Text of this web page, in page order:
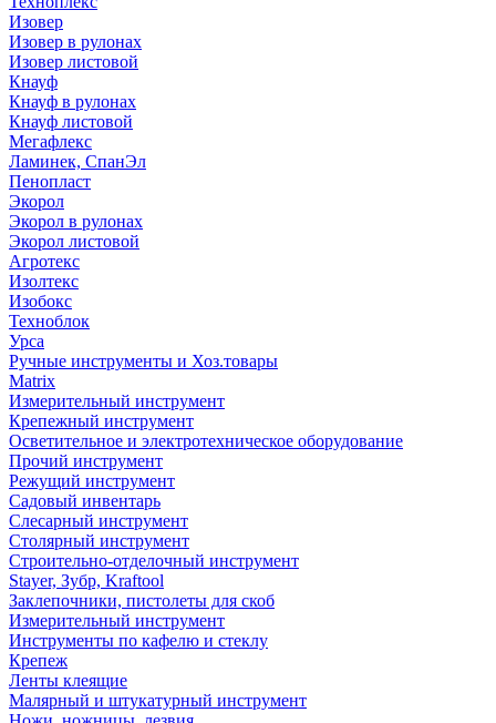
Изовер
Изовер в рулонах
Изовер листовой
Кнауф
Кнауф в рулонах
Кнауф листовой
Мегафлекс
Ламинек, СпанЭл
Пенопласт
Экорол
Экорол в рулонах
Экорол листовой
Агротекс
Изолтекс
Изобокс
Техноблок
Урса
Ручные инструменты и Хоз.товары
Matrix
Измерительный инструмент
Крепежный инструмент
Осветительное и электротехническое оборудование
Прочий инструмент
Режущий инструмент
Садовый инвентарь
Слесарный инструмент
Столярный инструмент
Строительно-отделочный инструмент
Stayer, Зубр, Kraftool
Заклепочники, пистолеты для скоб
Измерительный инструмент
Инструменты по кафелю и стеклу
Крепеж
Ленты клеящие
Малярный и штукатурный инструмент